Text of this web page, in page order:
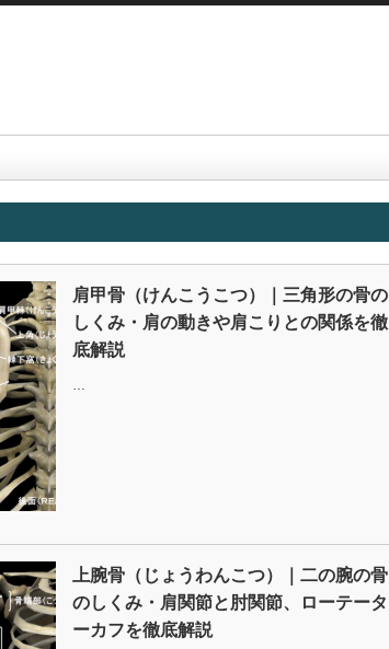
肩甲骨（けんこうこつ）｜三角形の骨の
しくみ・肩の動きや肩こりとの関係を徹
底解説
…
上腕骨（じょうわんこつ）｜二の腕の骨
のしくみ・肩関節と肘関節、ローテータ
ーカフを徹底解説